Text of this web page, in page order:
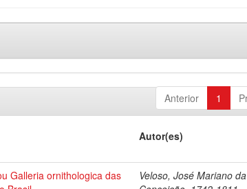
Anterior 1
Autor(es)
Galleria ornithologica das
Veloso, José Mariano da